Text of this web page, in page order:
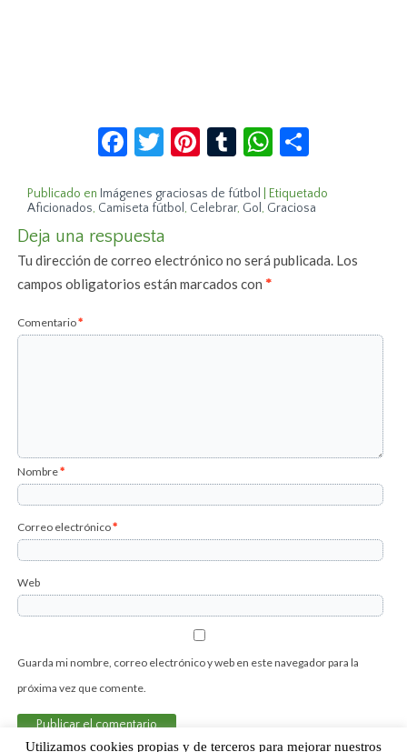
Facebook
Twitter
Pinterest
TumblrWhatsApp
Publicado en Imágenes graciosas de fútbol
Etiquetado
Aficionados, Camiseta fútbol, Celebrar, Gol, Graciosa
Deja una respuesta
Tu dirección de correo electrónico no será publicada. Los
campos obligatorios están marcados con*
Comentario*
Nombre*
Correo electrónico*
Web
Guarda mi nombre, correo electrónico y web en este navegador para la
próxima vez que comente.
Utilizamos cookies propias y de terceros para mejorar nuestros